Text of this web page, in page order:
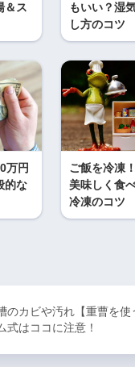
＆ス
もいい？湿
し方のコツ
万円
的な
ご飯を冷凍
美味しく食
冷凍のコツ
のカビや汚れ【重曹を使
式はココに注意！